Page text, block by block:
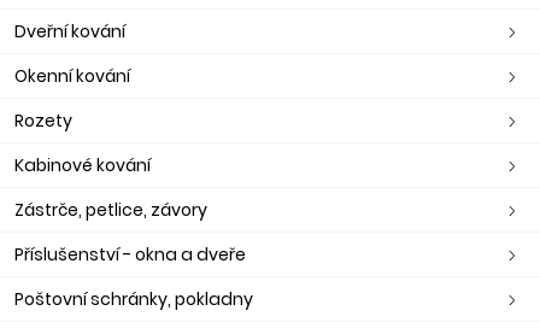
Dveřní kování
Okenní kování
Rozety
Kabinové kování
Zástrče, petlice, závory
Příslušenství - okna a dveře
Poštovní schránky, pokladny